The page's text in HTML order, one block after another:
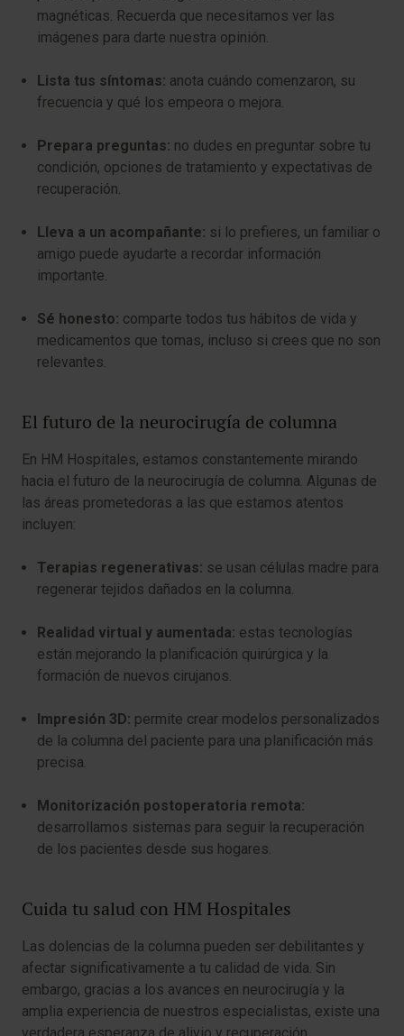
magnéticas. Recuerda que necesitamos ver las
imágenes para darte nuestra opinión.
Lista tus síntomas: anota cuándo comenzaron, su
frecuencia y qué los empeora o mejora.
Prepara preguntas: no dudes en preguntar sobre tu
condición, opciones de tratamiento y expectativas de
recuperación.
Lleva a un acompañante: si lo prefieres, un familiar o
amigo puede ayudarte a recordar información
importante.
Sé honesto: comparte todos tus hábitos de vida y
medicamentos que tomas, incluso si crees que no son
relevantes.
El futuro de la neurocirugía de columna
En HM Hospitales, estamos constantemente mirando
hacia el futuro de la neurocirugía de columna. Algunas de
las áreas prometedoras a las que estamos atentos
incluyen:
Terapias regenerativas: se usan células madre para
regenerar tejidos dañados en la columna.
Realidad virtual y aumentada: estas tecnologías
están mejorando la planificación quirúrgica y la
formación de nuevos cirujanos.
Impresión 3D: permite crear modelos personalizados
de la columna del paciente para una planificación más
precisa.
Monitorización postoperatoria remota:
desarrollamos sistemas para seguir la recuperación
de los pacientes desde sus hogares.
Cuida tu salud con HM Hospitales
Las dolencias de la columna pueden ser debilitantes y
afectar significativamente a tu calidad de vida. Sin
embargo, gracias a los avances en neurocirugía y la
amplia experiencia de nuestros especialistas, existe una